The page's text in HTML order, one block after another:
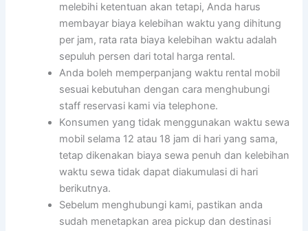
melebihi ketentuan akan tetapi, Anda harus
membayar biaya kelebihan waktu yang dihitung
per jam, rata rata biaya kelebihan waktu adalah
sepuluh persen dari total harga rental.
Anda boleh memperpanjang waktu rental mobil
sesuai kebutuhan dengan cara menghubungi
staff reservasi kami via telephone.
Konsumen yang tidak menggunakan waktu sewa
mobil selama 12 atau 18 jam di hari yang sama,
tetap dikenakan biaya sewa penuh dan kelebihan
waktu sewa tidak dapat diakumulasi di hari
berikutnya.
Sebelum menghubungi kami, pastikan anda
sudah menetapkan area pickup dan destinasi